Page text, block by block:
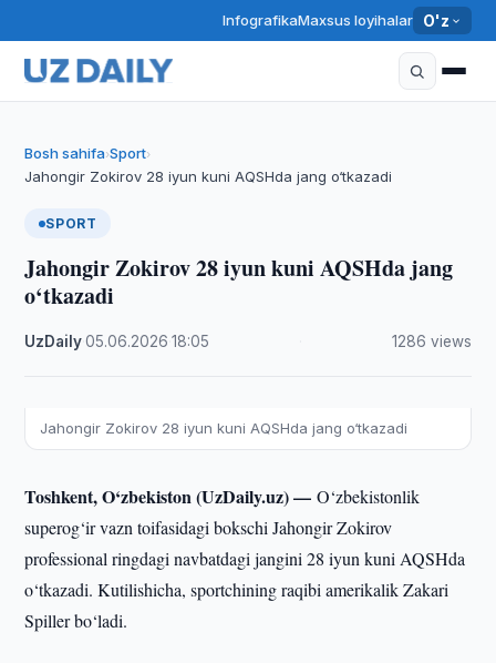
InfografikaMaxsus loyihalar O'z
Bosh sahifa›Sport›
Jahongir Zokirov 28 iyun kuni AQSHda jang o‘tkazadi
SPORT
Jahongir Zokirov 28 iyun kuni AQSHda jang
o‘tkazadi
UzDaily·05.06.2026 ·18:05 1286 views
Jahongir Zokirov 28 iyun kuni AQSHda jang o‘tkazadi
Toshkent, O‘zbekiston (UzDaily.uz) —O‘zbekistonlik
superog‘ir vazn toifasidagi bokschi Jahongir Zokirov
professional ringdagi navbatdagi jangini 28 iyun kuni AQSHda
o‘tkazadi. Kutilishicha, sportchining raqibi amerikalik Zakari
Spiller bo‘ladi.